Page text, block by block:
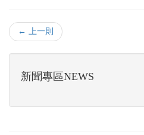
← 上一則
新聞專區NEWS